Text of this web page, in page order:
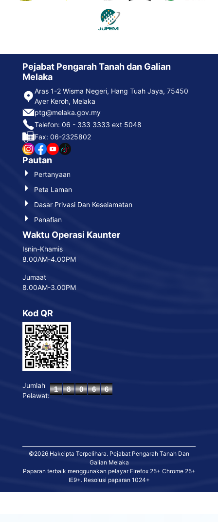
Pejabat Pengarah Tanah dan Galian
Melaka
Aras 1-2 Wisma Negeri, Hang Tuah Jaya, 75450
Ayer Keroh, Melaka
ptg@melaka.gov.my
Telefon: 06 - 333 3333 ext 5048
Fax: 06-2325802
Pautan
Pertanyaan
Peta Laman
Dasar Privasi Dan Keselamatan
Penafian
Waktu Operasi Kaunter
Isnin-Khamis
8.00AM-4.00PM
Jumaat
8.00AM-3.00PM
Kod QR
Jumlah
Pelawat:
©2026 Hakcipta Terpelihara. Pejabat Pengarah Tanah Dan
Galian Melaka
Paparan terbaik menggunakan pelayar Firefox 25+ Chrome 25+
IE9+. Resolusi paparan 1024+